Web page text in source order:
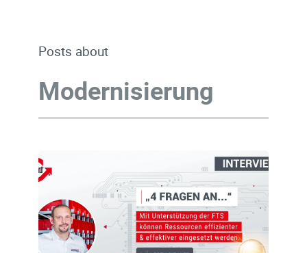
Posts about
Modernisierung